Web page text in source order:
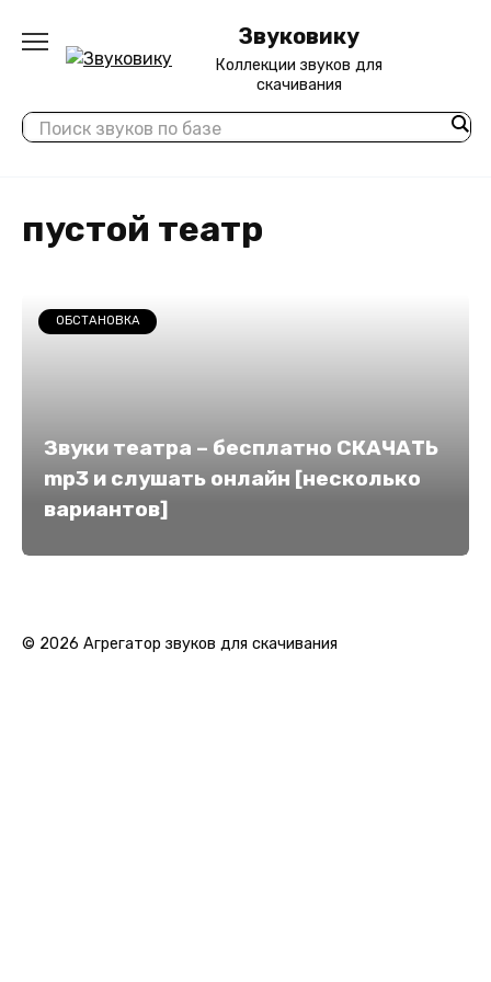
содержанию
Звуковику
Коллекции звуков для
скачивания
пустой театр
ОБСТАНОВКА
Звуки театра – бесплатно СКАЧАТЬ
mp3 и слушать онлайн [несколько
вариантов]
© 2026 Агрегатор звуков для скачивания